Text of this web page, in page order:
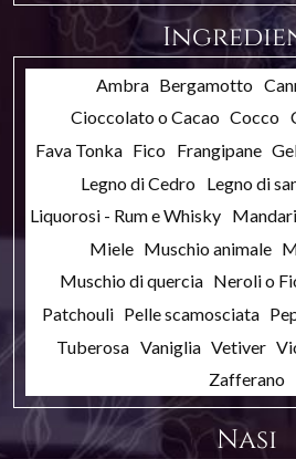
Ambra Bergamotto
Cioccolato o Cacao Cocco
Fava Tonka Fico Frangipane
Legno di Cedro Legno di
Liquorosi - Rum e Whisky
Miele Muschio animale
Muschio di quercia Neroli o
Patchouli Pelle scamosciata
Tuberosa Vaniglia Vetiver
Zafferano
Nasi